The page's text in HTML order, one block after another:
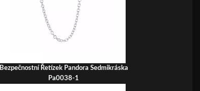
Bezpečnostní Řetízek Pandora Sedmikráska
Pa0038-1